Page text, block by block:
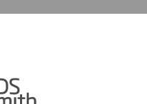
& Services